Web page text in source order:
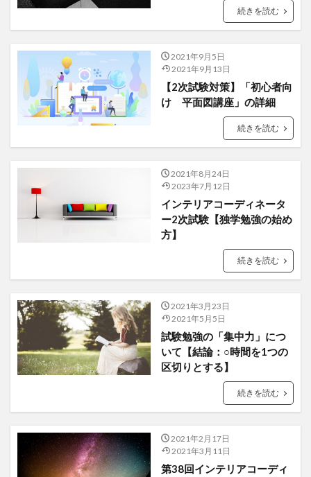
続きを読む
2021年9月5日
2021年9月13日
【2次試験対策】「初心者向
け 平面図講座」の詳細
続きを読む
2021年8月24日
2023年7月12日
インテリアコーディネータ
ー2次試験【独学勉強の始め
方】
続きを読む
2021年3月23日
2021年5月5日
試験勉強の「集中力」につ
いて【結論：○時間を1つの
区切りとする】
続きを読む
2021年2月17日
2021年3月11日
第38回インテリアコーディ